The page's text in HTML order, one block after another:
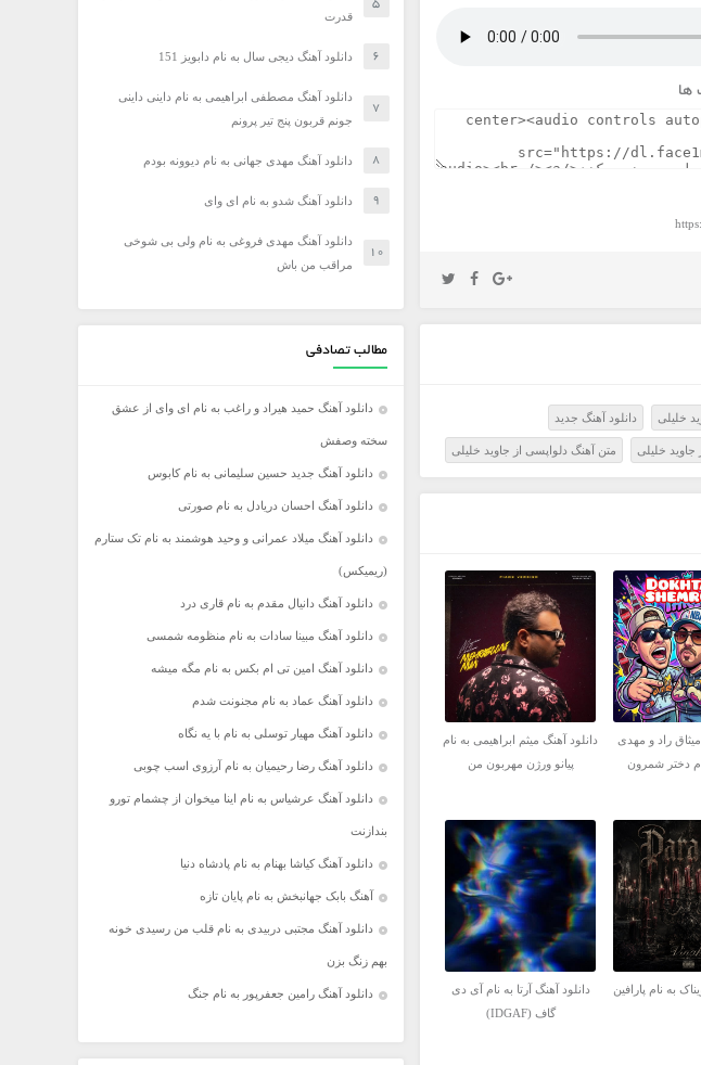
ها
خلیلی دانلود آهنگ جدید
جاوید خلیلی متن آهنگ دلواپسی از جاوید خلیلی
راد و مهدی
دختر شمرون
دانلود آهنگ میثم ابراهیمی به نام
پیانو ورژن مهربون من
به نام پارافین
دانلود آهنگ آرتا به نام آی دی
گاف (IDGAF)
قدرت
دانلود آهنگ دیجی سال به نام دابویز 151
دانلود آهنگ مصطفی ابراهیمی به نام داینی داینی
جونم قربون پنج تیر پرونم
دانلود آهنگ مهدی جهانی به نام دیوونه بودم
دانلود آهنگ شدو به نام ای وای
دانلود آهنگ مهدی فروغی به نام ولی بی شوخی
مراقب من باش
مطالب تصادفی
دانلود آهنگ حمید هیراد و راغب به نام ای وای از عشق
سخته وصفش
دانلود آهنگ جدید حسین سلیمانی به نام کابوس
دانلود آهنگ احسان دریادل به نام صورتی
دانلود آهنگ میلاد عمرانی و وحید هوشمند به نام تک ستارم
(ریمیکس)
دانلود آهنگ دانیال مقدم به نام قاری درد
دانلود آهنگ مبینا سادات به نام منظومه شمسی
دانلود آهنگ امین تی ام بکس به نام مگه میشه
دانلود آهنگ عماد به نام مجنونت شدم
دانلود آهنگ مهیار توسلی به نام با یه نگاه
دانلود آهنگ رضا رحیمیان به نام آرزوی اسب چوبی
دانلود آهنگ عرشیاس به نام اینا میخوان از چشمام تورو
بندازنت
دانلود آهنگ کیاشا بهنام به نام پادشاه دنیا
آهنگ بابک جهانبخش به نام پایان تازه
دانلود آهنگ مجتبی دربیدی به نام قلب من رسیدی خونه
بهم زنگ بزن
دانلود آهنگ رامین جعفرپور به نام جنگ